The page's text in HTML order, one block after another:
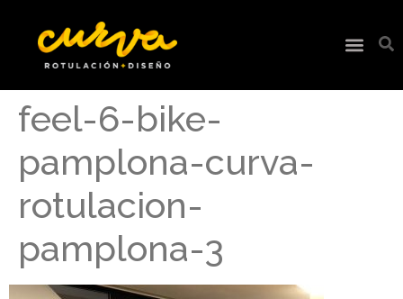
feel-6-bike-
pamplona-curva-
rotulacion-
pamplona-3